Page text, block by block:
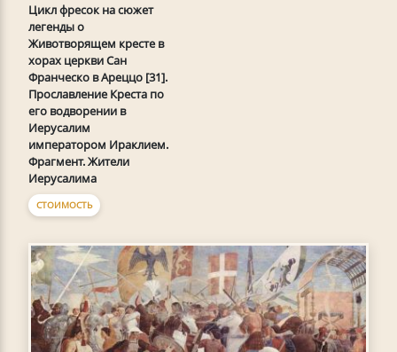
Цикл фресок на сюжет
легенды о
Животворящем кресте в
хорах церкви Сан
Франческо в Ареццо [31].
Прославление Креста по
его водворении в
Иерусалим
императором Ираклием.
Фрагмент. Жители
Иерусалима
СТОИМОСТЬ